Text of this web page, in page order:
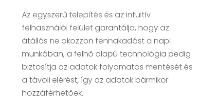
Az egyszerű telepítés és az intuitív
felhasználói felület garantálja, hogy az
átállás ne okozzon fennakadást a napi
munkában, a felhő alapú technológia pedig
biztosítja az adatok folyamatos mentését és
a távoli elérést, így az adatok bármikor
hozzáférhetőek.